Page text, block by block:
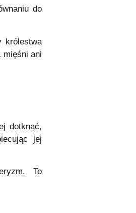
do
królestwa
mięśni ani
dotknąć,
jej
To